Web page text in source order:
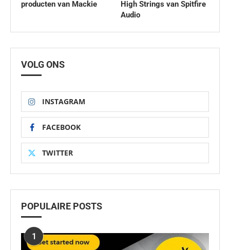
producten van Mackie
High Strings van Spitfire
Audio
VOLG ONS
INSTAGRAM
FACEBOOK
TWITTER
POPULAIRE POSTS
1